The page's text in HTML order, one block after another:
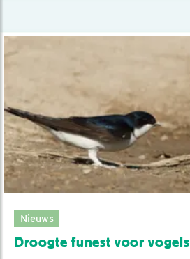
Nieuws
Droogte funest voor vogels